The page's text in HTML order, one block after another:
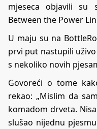
mjeseca objavili su
Between the Power
U maju su na
prvi put nastupili
s nekoliko novih
Govoreći o tome
rekao: „Mislim da
komadom drveta.
slušao nijednu